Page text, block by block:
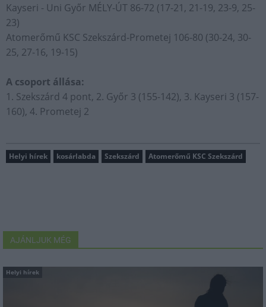
Kayseri - Uni Győr MÉLY-ÚT 86-72 (17-21, 21-19, 23-9, 25-
23)
Atomerőmű KSC Szekszárd-Prometej 106-80 (30-24, 30-
25, 27-16, 19-15)
A csoport állása:
1. Szekszárd 4 pont, 2. Győr 3 (155-142), 3. Kayseri 3 (157-
160), 4. Prometej 2
Helyi hírek kosárlabda Szekszárd Atomerőmű KSC Szekszárd
AJÁNLJUK MÉG
Helyi hírek